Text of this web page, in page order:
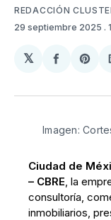
REDACCIÓN
29 septiembre 2025 .
𝕏
Imagen:
Ciudad de
– CBRE, la
consultoría,
inmobiliarios,